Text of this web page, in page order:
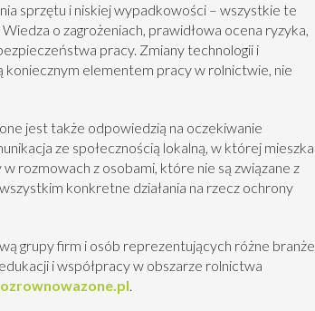
sprzętu i niskiej wypadkowości – wszystkie te
o zagrożeniach, prawidłowa ocena ryzyka,
pracy. Zmiany technologii i
koniecznym elementem pracy w rolnictwie, nie
jest także odpowiedzią na oczekiwanie
ze społecznością lokalną, w której mieszka
rozmowach z osobami, które nie są związane z
konkretne działania na rzecz ochrony
grupy firm i osób reprezentujących różne branże
i współpracy w obszarze rolnictwa
.